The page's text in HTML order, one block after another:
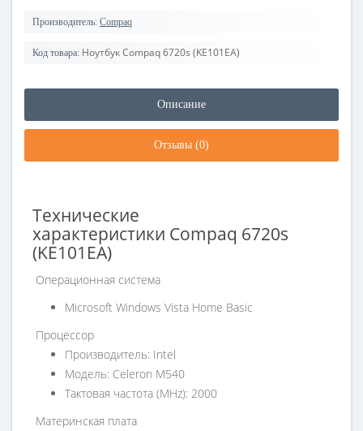
Производитель: Compaq
Код товара: Ноутбук Compaq 6720s (KE101EA)
Описание
Отзывы (0)
Технические
характеристики Compaq 6720s
(KE101EA)
Операционная система
Microsoft Windows Vista Home Basic
Процессор
Производитель: Intel
Модель: Celeron M540
Тактовая частота (MHz): 2000
Материнская плата